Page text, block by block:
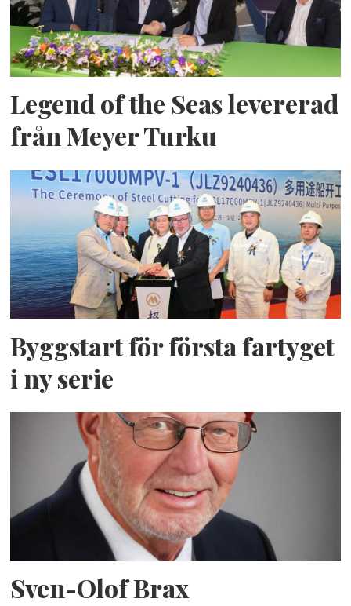
Legend of the Seas levererad
från Meyer Turku
Byggstart för första fartyget
i ny serie
Sven-Olof Brax